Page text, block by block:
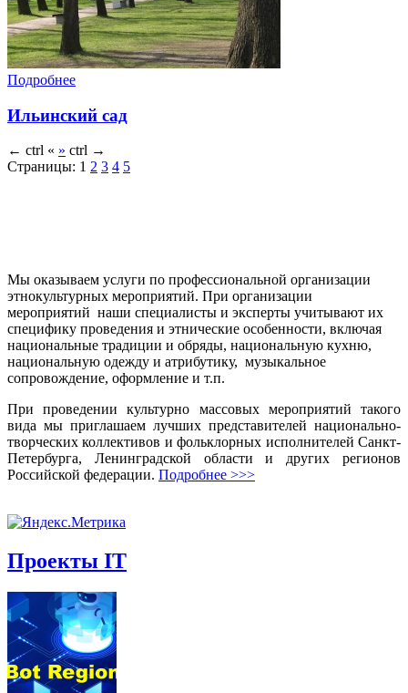
Подробнее
Ильинский сад
← ctrl « » ctrl →
Страницы: 1 2 3 4 5
Мы оказываем услуги по профессиональной организации
этнокультурных мероприятий. При организации
мероприятий наши специалисты и эксперты учитывают их
специфику проведения и этнические особенности, включая
национальные традиции и обряды, национальную кухню,
национальную одежду и атрибутику, музыкальное
сопровождение, оформление и т.п.
При проведении культурно массовых мероприятий такого
вида мы приглашаем лучших представителей национально-
творческих коллективов и фольклорных исполнителей Санкт-
Петербурга, Ленинградской области и других регионов
Российской федерации. Подробнее >>>
Проекты IT